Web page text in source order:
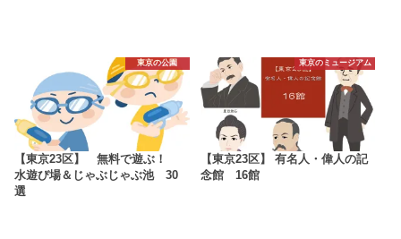
東京の公園
【東京23区】 無料で遊ぶ！
水遊び場＆じゃぶじゃぶ池 30
選
東京のミュージアム
【東京23区】 有名人・偉人の記
念館 16館